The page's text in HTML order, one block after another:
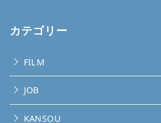
カテゴリー
FILM
JOB
KANSOU